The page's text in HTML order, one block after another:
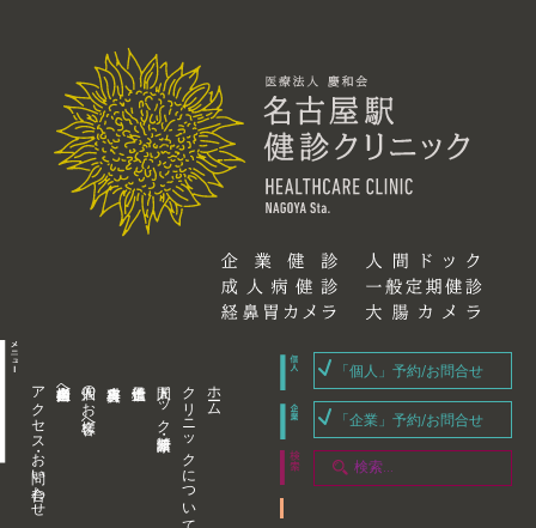
アクセス・お問い合わせ 企業内担当者様へ 個人のお客様へ 人間ドック・健康診断 クリニックについて ホーム
「個人」予約/お問合せ
「企業」予約/お問合せ